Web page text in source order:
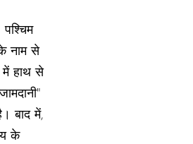
नाम से
में हाथ से
बाद में,
के